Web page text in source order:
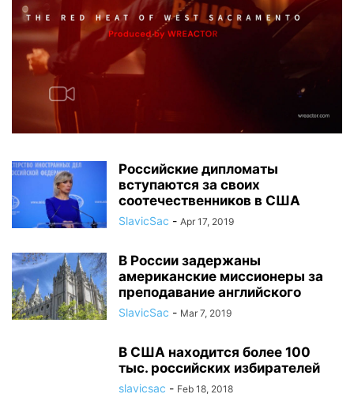
Российские дипломаты
вступаются за своих
соотечественников в США
SlavicSac - Apr 17, 2019
В России задержаны
американские миссионеры за
преподавание английского
SlavicSac - Mar 7, 2019
В США находится более 100
тыс. российских избирателей
slavicsac - Feb 18, 2018